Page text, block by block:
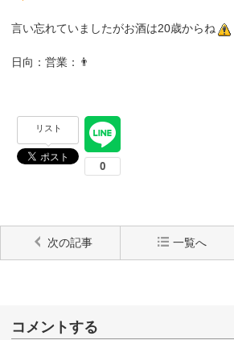
言い忘れていましたがお酒は20歳からね
日向：営業：👨
リスト
次の記事 一覧へ
コメントする